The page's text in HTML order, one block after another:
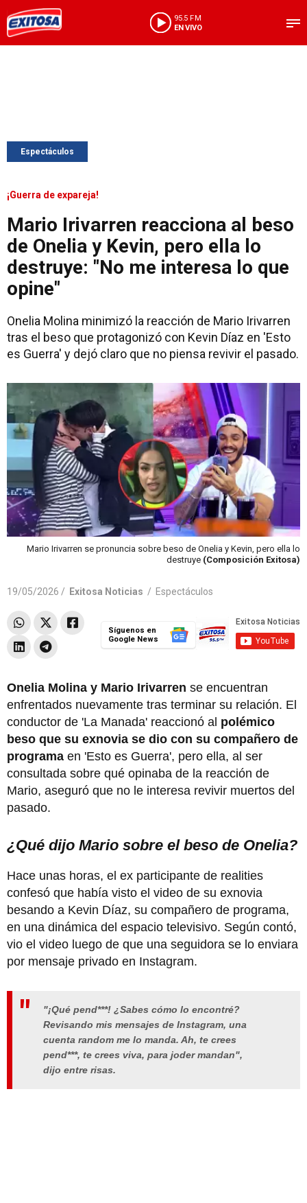
95.5 FM
EN VIVO
Espectáculos
¡Guerra de expareja!
Mario Irivarren reacciona al beso
de Onelia y Kevin, pero ella lo
destruye: "No me interesa lo que
opine"
Onelia Molina minimizó la reacción de Mario Irivarren
tras el beso que protagonizó con Kevin Díaz en 'Esto
es Guerra' y dejó claro que no piensa revivir el pasado.
Mario Irivarren se pronuncia sobre beso de Onelia y Kevin, pero ella lo
destruye (Composición Exitosa)
19/05/2026 / Exitosa Noticias / Espectáculos
Síguenos en
Google News
Onelia Molina y Mario Irivarren se encuentran
enfrentados nuevamente tras terminar su relación. El
conductor de 'La Manada' reaccionó al polémico
beso que su exnovia se dio con su compañero de
programa en 'Esto es Guerra', pero ella, al ser
consultada sobre qué opinaba de la reacción de
Mario, aseguró que no le interesa revivir muertos del
pasado.
¿Qué dijo Mario sobre el beso de Onelia?
Hace unas horas, el ex participante de realities
confesó que había visto el video de su exnovia
besando a Kevin Díaz, su compañero de programa,
en una dinámica del espacio televisivo. Según contó,
vio el video luego de que una seguidora se lo enviara
por mensaje privado en Instagram.
"¡Qué pend***! ¿Sabes cómo lo encontré?
Revisando mis mensajes de Instagram, una
cuenta random me lo manda. Ah, te crees
pend***, te crees viva, para joder mandan",
dijo entre risas.